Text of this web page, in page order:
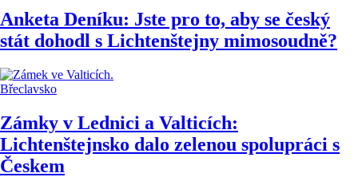
Anketa Deníku: Jste pro to, aby se český
stát dohodl s Lichtenštejny mimosoudně?
Břeclavsko
Zámky v Lednici a Valticích:
Lichtenštejnsko dalo zelenou spolupráci s
Českem